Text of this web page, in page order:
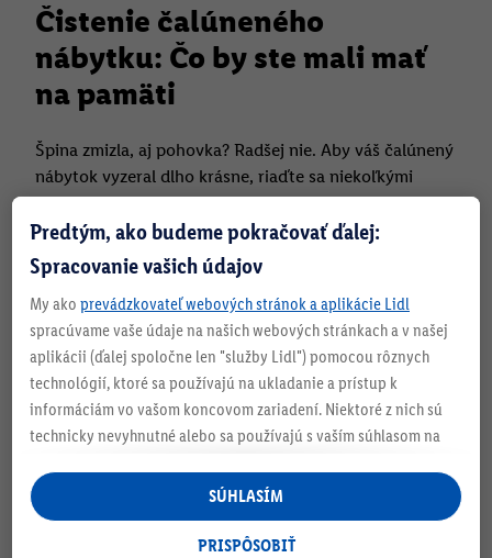
Čistenie čalúneného
nábytku: Čo by ste mali mať
na pamäti
Špina zmizla, aj pohovka? Radšej nie. Aby váš čalúnený
nábytok vyzeral dlho krásne, riaďte sa niekoľkými
dôležitými tipmi:
Predtým, ako budeme pokračovať ďalej:
Spracovanie vašich údajov
My ako prevádzkovateľ webových stránok a aplikácie Lidl
spracúvame vaše údaje na našich webových stránkach a v našej
aplikácii (ďalej spoločne len "služby Lidl") pomocou rôznych
technológií, ktoré sa používajú na ukladanie a prístup k
informáciám vo vašom koncovom zariadení. Niektoré z nich sú
technicky nevyhnutné alebo sa používajú s vaším súhlasom na
personalizovanú reklamu v rámci služieb Lidl aj mimo nich. Ak
ste účastníkom programu Lidl Plus, na tieto účely sa spracúvajú
aj údaje z vášho nákupného správania v obchode.
PRISPÔSOBIŤ
SÚHLASÍM